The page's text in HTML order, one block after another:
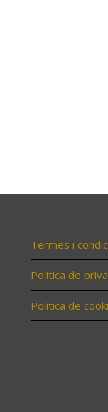
Termes i
Política de
Política de